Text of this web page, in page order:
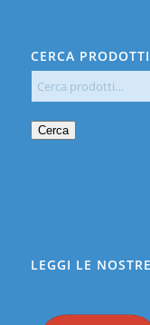
CERCA PRODOTTI
Cerca
LEGGI LE